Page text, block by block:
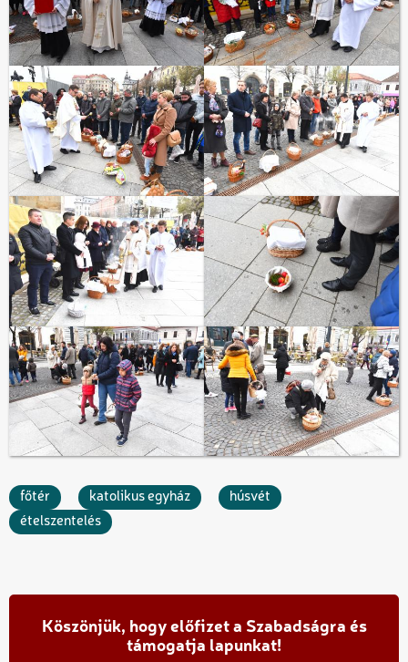
főtér katolikus egyház
húsvét
ételszentelés
Köszönjük, hogy előfizet a Szabadságra és
támogatja lapunkat!